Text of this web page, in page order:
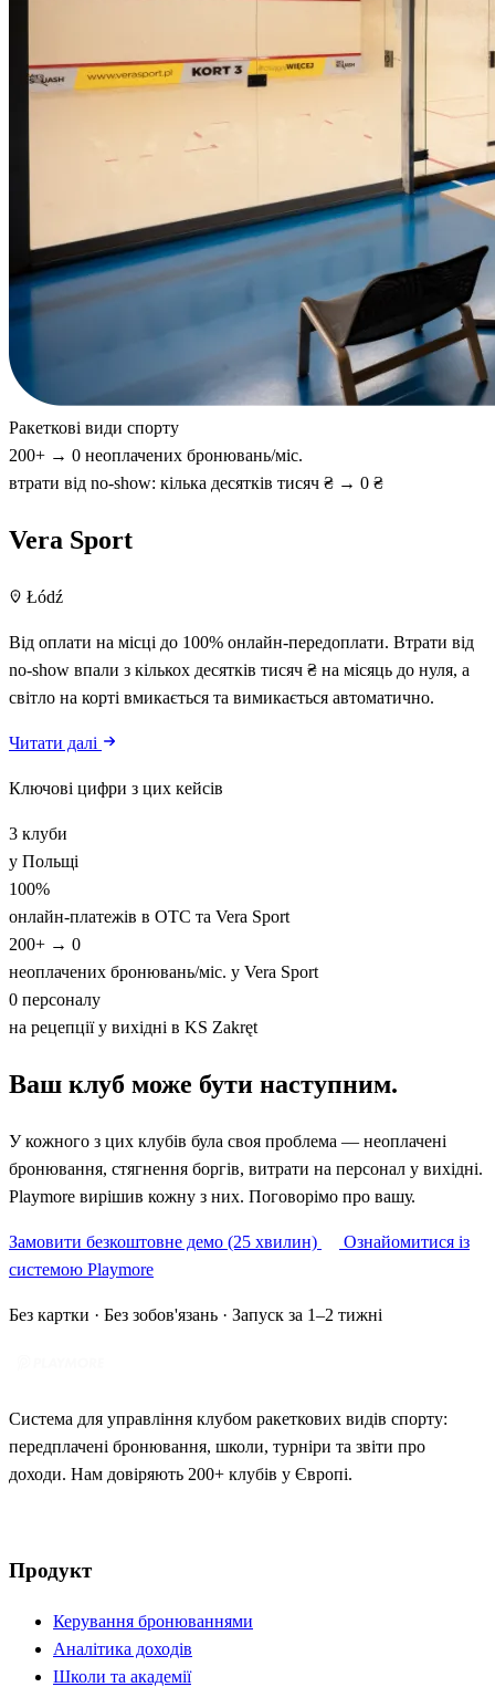
Ракеткові види спорту
200+ → 0 неоплачених бронювань/міс.
втрати від no-show: кілька десятків тисяч ₴ → 0 ₴
Vera Sport
Łódź
Від оплати на місці до 100% онлайн-передоплати. Втрати від
no-show впали з кількох десятків тисяч ₴ на місяць до нуля, а
світло на корті вмикається та вимикається автоматично.
Читати далі
Ключові цифри з цих кейсів
3 клуби
у Польщі
100%
онлайн-платежів в OTC та Vera Sport
200+ → 0
неоплачених бронювань/міс. у Vera Sport
0 персоналу
на рецепції у вихідні в KS Zakręt
Ваш клуб може бути наступним.
У кожного з цих клубів була своя проблема — неоплачені
бронювання, стягнення боргів, витрати на персонал у вихідні.
Playmore вирішив кожну з них. Поговорімо про вашу.
Замовити безкоштовне демо (25 хвилин)
Ознайомитися із
системою Playmore
Без картки · Без зобов'язань · Запуск за 1–2 тижні
Система для управління клубом ракеткових видів спорту:
передплачені бронювання, школи, турніри та звіти про
доходи. Нам довіряють 200+ клубів у Європі.
Продукт
Керування бронюваннями
Аналітика доходів
Школи та академії